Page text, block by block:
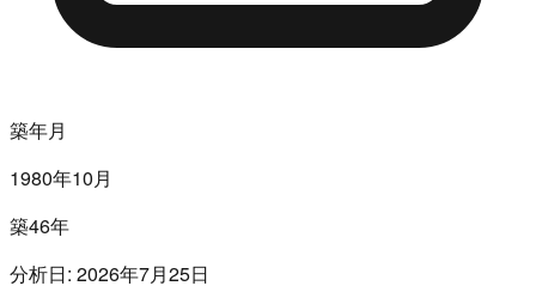
築年月
1980年10月
築46年
分析日: 2026年7月25日